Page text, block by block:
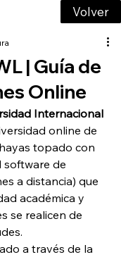
Volver
| Guía de
Online
Internacional
online de
topado con
software de
a distancia) que
académica y
se realicen de
a través de la